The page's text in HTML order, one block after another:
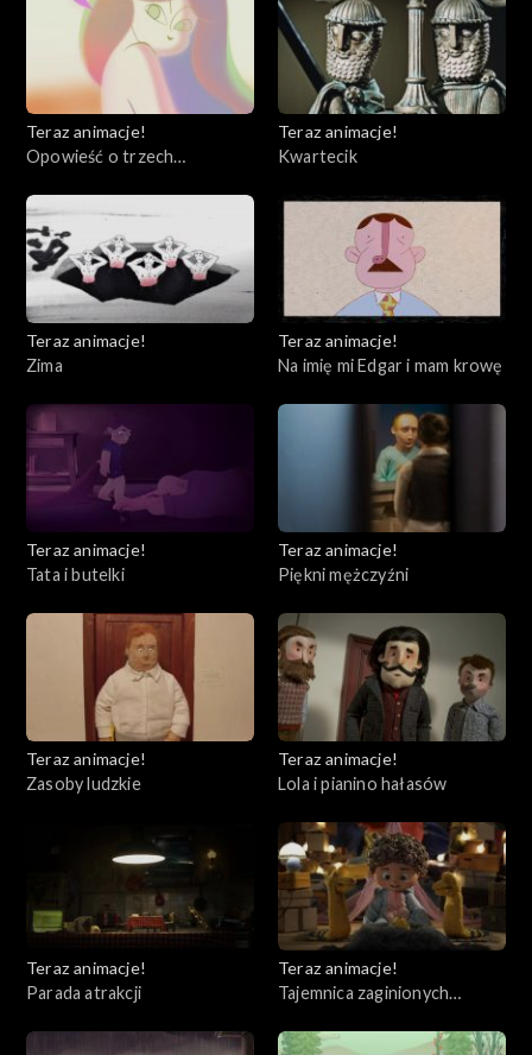
Teraz animacje!
Opowieść o trzech
pory roku
Teraz animacje!
Kwartecik
Teraz animacje!
Zima
Teraz animacje!
Na imię mi Edgar i mam krowę
Teraz animacje!
Tata i butelki
Teraz animacje!
Piękni mężczyźni
Teraz animacje!
Zasoby ludzkie
Teraz animacje!
Lola i pianino hałasów
Teraz animacje!
Parada atrakcji
Teraz animacje!
Tajemnica zaginionych